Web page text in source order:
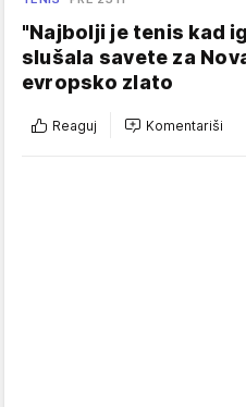
"Najbolji je tenis kad
slušala savete za
evropsko zlato
Reaguj Komentariši